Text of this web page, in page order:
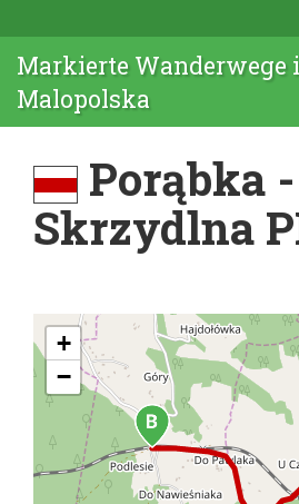
Markierte Wanderwege
Malopolska
Porąbka -
Skrzydlna
+
−